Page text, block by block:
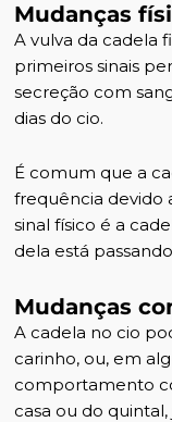
Mudanças
A vulva da cadela
primeiros sinais
secreção com
dias do cio.
É comum que a
frequência devido
sinal físico é a
dela está
Mudanças
A cadela no cio
carinho, ou, em
comportamento
casa ou do